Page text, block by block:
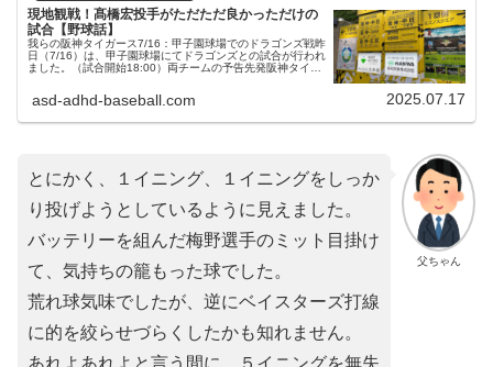
現地観戦！髙橋宏投手がただただ良かっただけの
試合【野球話】
我らの阪神タイガース7/16：甲子園球場でのドラゴンズ戦昨
日（7/16）は、甲子園球場にてドラゴンズとの試合が行われ
ました。（試合開始18:00）両チームの予告先発阪神タイガ
asd-adhd-baseball.com 2025.07.17
父ちゃん
とにかく、１イニング、１イニングをしっか
り投げようとしているように見えました。
バッテリーを組んだ梅野選手のミット目掛け
て、気持ちの籠もった球でした。
荒れ球気味でしたが、逆にベイスターズ打線
に的を絞らせづらくしたかも知れません。
あれよあれよと言う間に、５イニングを無失